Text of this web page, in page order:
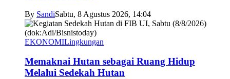
By SandiSabtu, 8 Agustus 2026, 14:04
EKONOMILingkungan
Memaknai Hutan sebagai Ruang Hidup
Melalui Sedekah Hutan